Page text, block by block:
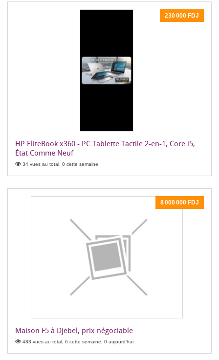
230 000 FDJ
HP EliteBook x360 - PC Tablette Tactile 2-en-1, Core i5,
État Comme Neuf
34 vues au total, 0 cette semaine,
8 000 000 FDJ
Maison F5 à Djebel, prix négociable
483 vues au total, 6 cette semaine, 0 aujourd'hui